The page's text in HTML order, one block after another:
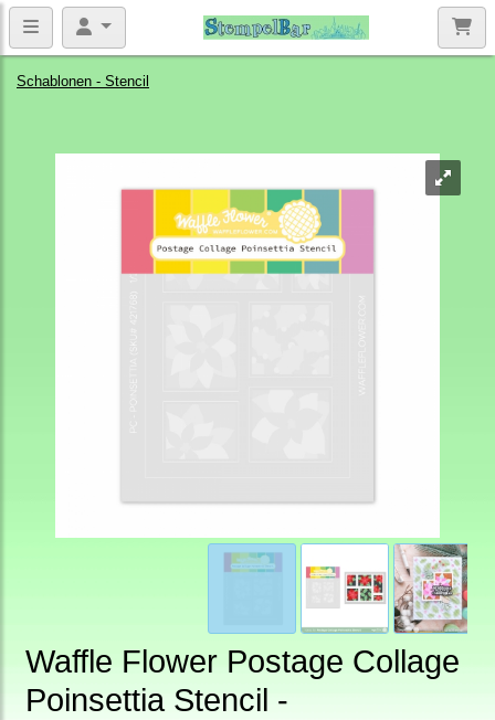
Schablonen - Stencil
Waffle Flower Postage Collage
Poinsettia Stencil -